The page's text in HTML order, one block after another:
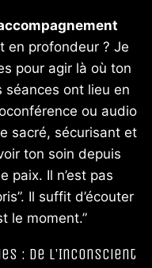
en profondeur ? Je
pour agir là où ton
séances ont lieu en
ou audio
sacré, sécurisant et
ton soin depuis
paix. Il n’est pas
Il suffit d’écouter
le moment.”
: De l'Inconscient